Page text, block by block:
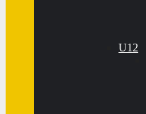
U12